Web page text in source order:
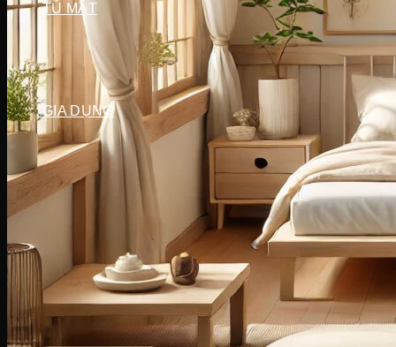
TỦ MÁT
Tủ mát Hòa Phát
Tủ mát Alaska
Tủ mát Sanaky
Tủ mát Darling
GIA DỤNG
Sản phẩm mùa vụ
Quạt điều hòa
Quạt điện
Máy hút ẩm
Đèn sưởi
Bình tắm nóng lạnh
Thiết bị gia đình
Máy lọc nước
Lõi lọc nước
Cây nước
Ấm siêu tốc